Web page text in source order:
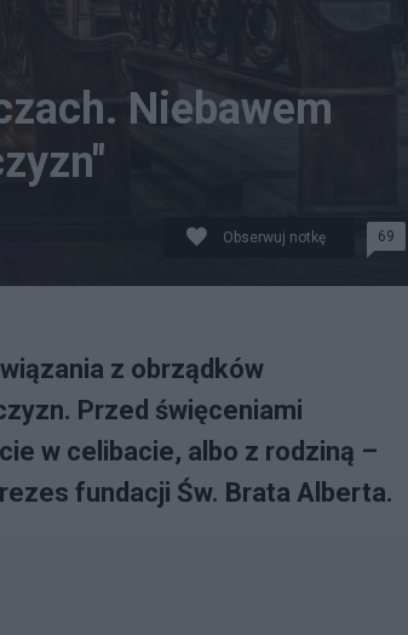
Niebawem
Obserwuj notkę 69
z obrządków
Przed święceniami
w celibacie, albo z rodziną –
fundacji Św. Brata Alberta.